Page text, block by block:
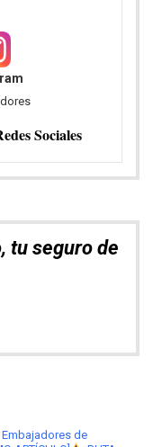
Sociales
tu seguro de
Embajadores de